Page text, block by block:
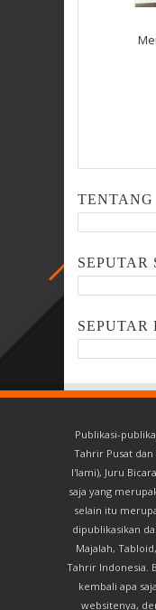
SEPUTAR
Publikasi-
Tahrir Pusat dan
I'lami), Juru
saja yang
selain itu
dipublikasikan
Majalah,
Tahrir Indonesia.
kembali apa
websitenya,